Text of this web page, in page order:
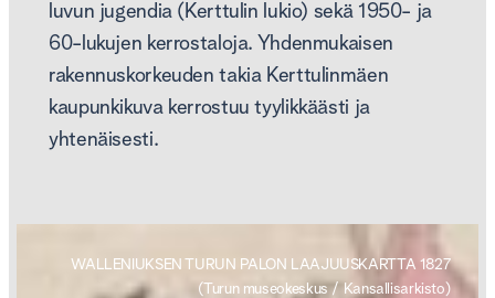
luvun jugendia (Kerttulin lukio) sekä 1950- ja
60-lukujen kerrostaloja. Yhdenmukaisen
rakennuskorkeuden takia Kerttulinmäen
kaupunkikuva kerrostuu tyylikkäästi ja
yhtenäisesti.
WALLENIUKSEN TURUN PALON LAAJUUSKARTTA 1827
(Turun museokeskus / Kansallisarkisto)